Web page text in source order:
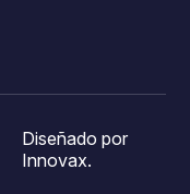
Diseñado por
Innovax.